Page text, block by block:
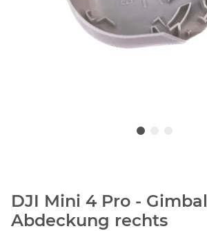
DJI Mini 4 Pro - Gimbal
Abdeckung rechts